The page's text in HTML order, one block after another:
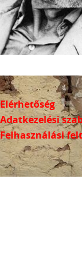
Elérhetőség
Adatkezelési
Felhasználási